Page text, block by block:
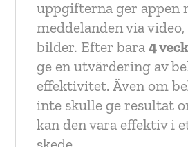
uppgifterna ger appen
meddelanden via
bilder. Efter bara4
ge en utvärdering av
effektivitet. Även om
inte skulle ge resultat
kan den vara effektiv i